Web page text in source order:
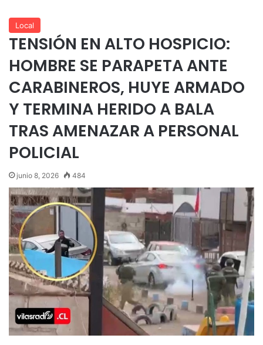
Local
TENSIÓN EN ALTO HOSPICIO:
HOMBRE SE PARAPETA ANTE
CARABINEROS, HUYE ARMADO
Y TERMINA HERIDO A BALA
TRAS AMENAZAR A PERSONAL
POLICIAL
junio 8, 2026 484